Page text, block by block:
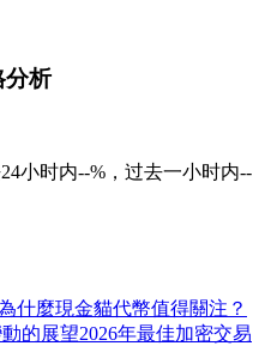
分析
小时内--%，过去一小时内--
什麼現金貓代幣值得關注？
動的展望2026年最佳加密交易